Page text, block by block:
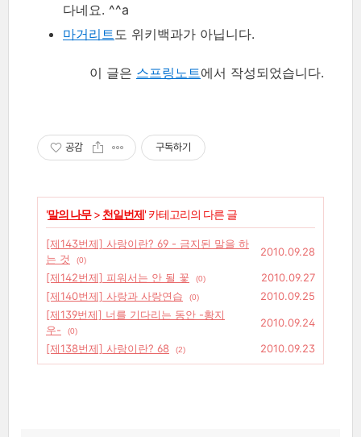
다네요. ^^a
마거리트 도 위키백과가 아닙니다.
이 글은 스프링노트에서 작성되었습니다.
공감 구독하기
'말의 나무> 천일번제' 카테고리의 다른 글
[제143번제] 사랑이란? 69 - 금지된 말을 하
는 것
(0)
2010.09.28
[제142번제] 피워서는 안 될 꽃
(0)
2010.09.27
[제140번제] 사랑과 사랑연습
(0)
2010.09.25
[제139번제] 너를 기다리는 동안 -황지
우-
(0)
2010.09.24
[제138번제] 사랑이란? 68
(2) 2010.09.23